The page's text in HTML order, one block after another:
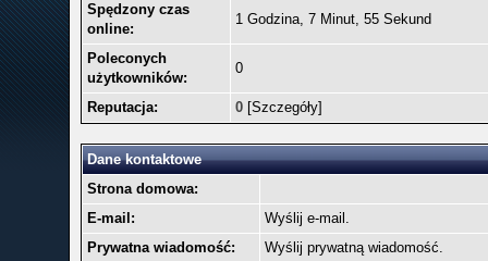
Spędzony czas
online:
1 Godzina, 7 Minut, 55 Sekund
Poleconych
użytkowników:
0
Reputacja: 0[Szczegóły]
Dane kontaktowe
Strona domowa:
E-mail:
Wyślij e-mail.
Prywatna wiadomość:
Wyślij prywatną wiadomość.